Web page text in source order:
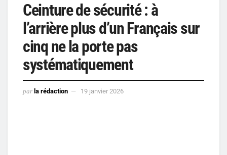
Ceinture de sécurité : à
l’arrière plus d’un Français sur
cinq ne la porte pas
systématiquement
par la rédaction 19 janvier 2026